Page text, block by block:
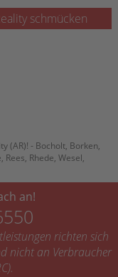
Management
schmücken
(AR)! - Bocholt, Borken,
Rhede, Wesel,
an!
richten sich
nicht an Verbraucher